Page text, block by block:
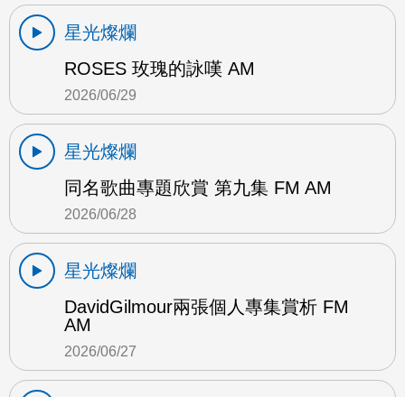
星光燦爛
ROSES 玫瑰的詠嘆 AM
2026/06/29
星光燦爛
同名歌曲專題欣賞 第九集 FM AM
2026/06/28
星光燦爛
DavidGilmour兩張個人專集賞析 FM
AM
2026/06/27